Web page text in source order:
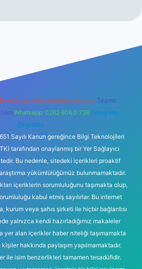
E-mail: backlinkpaneli@gmail.com Teams:
Whatsapp: 0262 606 0 726 Telegram:
@karabul
Sayılı Kanun gereğince Bilgi Teknolojileri
tarafından onaylanmış bir Yer Sağlayıcı
Bu nedenle, sitedeki içerikleri proaktif
yükümlülüğümüz bulunmamaktadır.
içeriklerin sorumluluğunu taşımakta olup,
kabul etmiş sayılırlar. Bu internet
kurum veya şahıs şirketi ile hiçbir bağlantısı
yalnızca kendi hazırladığımız makaleler
yer alan içerikler haber niteliği taşımamakta
hakkında paylaşım yapılmamaktadır.
ile isim benzerlikleri tamamen tesadüfidir.